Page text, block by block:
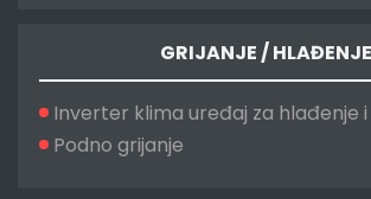
GRIJANJE / HLAĐENJE
Inverter klima uređaj za hlađenje i
Podno grijanje